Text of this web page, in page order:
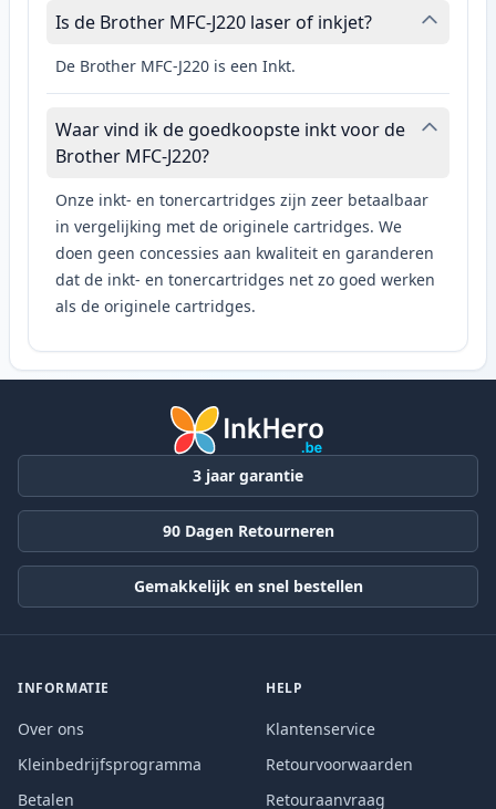
Is de Brother MFC-J220 laser of inkjet?
De Brother MFC-J220 is een Inkt.
Waar vind ik de goedkoopste inkt voor de
Brother MFC-J220?
Onze inkt- en tonercartridges zijn zeer betaalbaar
in vergelijking met de originele cartridges. We
doen geen concessies aan kwaliteit en garanderen
dat de inkt- en tonercartridges net zo goed werken
als de originele cartridges.
3 jaar garantie
90 Dagen Retourneren
Gemakkelijk en snel bestellen
INFORMATIE
Over ons
Kleinbedrijfsprogramma
Betalen
HELP
Klantenservice
Retourvoorwaarden
Retouraanvraag